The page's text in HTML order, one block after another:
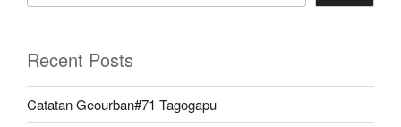
Recent Posts
Catatan Geourban#71 Tagogapu